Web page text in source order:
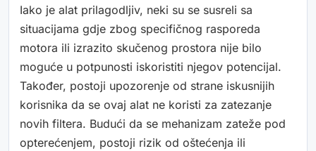
Iako je alat prilagodljiv, neki su se susreli sa
situacijama gdje zbog specifičnog rasporeda
motora ili izrazito skučenog prostora nije bilo
moguće u potpunosti iskoristiti njegov potencijal.
Također, postoji upozorenje od strane iskusnijih
korisnika da se ovaj alat ne koristi za zatezanje
novih filtera. Budući da se mehanizam zateže pod
opterećenjem, postoji rizik od oštećenja ili